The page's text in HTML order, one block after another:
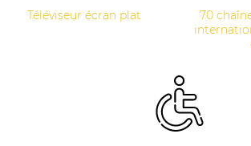
Téléviseur écran plat
70